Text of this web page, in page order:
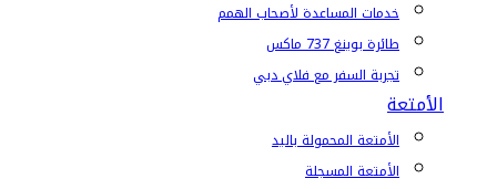
خدمات المساعدة لأصحاب الهمم
طائرة بوينغ 737 ماكس
تجربة السفر مع فلاي دبي
الأمتعة
الأمتعة المحمولة باليد
الأمتعة المسجلة